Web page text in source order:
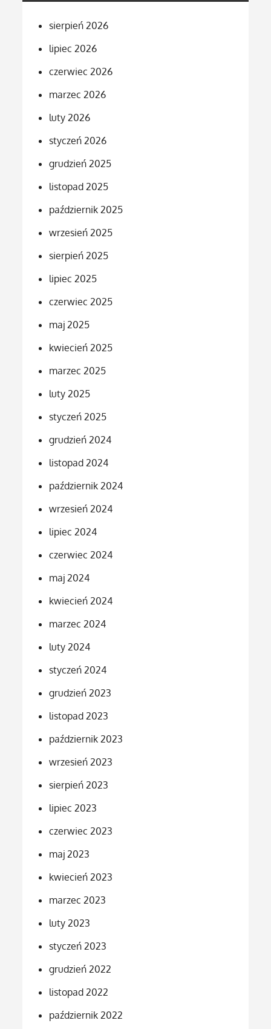
sierpień 2026
lipiec 2026
czerwiec 2026
marzec 2026
luty 2026
styczeń 2026
grudzień 2025
listopad 2025
październik 2025
wrzesień 2025
sierpień 2025
lipiec 2025
czerwiec 2025
maj 2025
kwiecień 2025
marzec 2025
luty 2025
styczeń 2025
grudzień 2024
listopad 2024
październik 2024
wrzesień 2024
lipiec 2024
czerwiec 2024
maj 2024
kwiecień 2024
marzec 2024
luty 2024
styczeń 2024
grudzień 2023
listopad 2023
październik 2023
wrzesień 2023
sierpień 2023
lipiec 2023
czerwiec 2023
maj 2023
kwiecień 2023
marzec 2023
luty 2023
styczeń 2023
grudzień 2022
listopad 2022
październik 2022